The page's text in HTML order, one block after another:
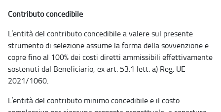
Contributo concedibile
L’entità del contributo concedibile a valere sul presente
strumento di selezione assume la forma della sovvenzione e
copre fino al 100% dei costi diretti ammissibili effettivamente
sostenuti dal Beneficiario, ex art. 53.1 lett. a) Reg. UE
2021/1060.
L’entità del contributo minimo concedibile e il costo